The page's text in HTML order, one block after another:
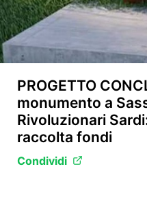
PROGETTO
monumento a
Rivoluzionari
raccolta fondi
Condividi